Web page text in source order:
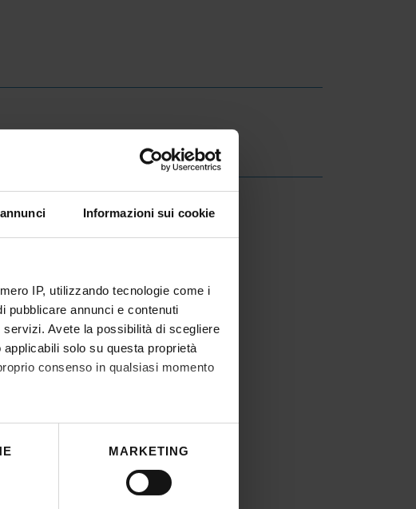
Informazioni sui cookie
IP, utilizzando tecnologie come i
pubblicare annunci e contenuti
Avete la possibilità di scegliere
solo su questa proprietà
consenso in qualsiasi momento
di qualche metro,
nella
sezione dettagli . Puoi
MARKETING
RESULT/RANKING LISTS
Decreto di approvazione atti
IT | 170Kb